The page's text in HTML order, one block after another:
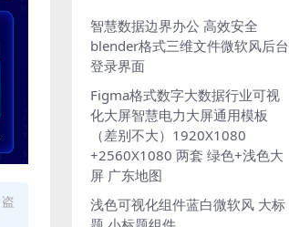
智慧数据边界办公 高效安全
blender格式三维文件微软风后台
登录界面
Figma格式数字大数据行业可视
化大屏智慧电力大屏通用模板
（差别不大）1920X1080
+2560X1080 两套 绿色+浅色大
屏 广东地图
浅色可视化组件蓝白微软风 大标